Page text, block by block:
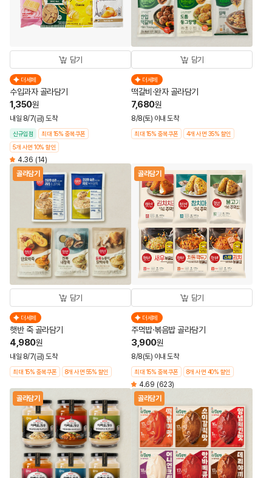
담기
더세페
수입과자 골라담기
1,350원
내일 8/7(금) 도착
신규입점
최대 15% 중복쿠폰
5개 사면 10% 할인
4.36 (14)
담기
더세페
떡갈비·완자 골라담기
7,680원
8/8(토) 이내 도착
최대 15% 중복쿠폰 4개 사면 35% 할인
골라담기
담기
더세페
햇반 죽 골라담기
4,980원
내일 8/7(금) 도착
최대 15% 중복쿠폰 8개 사면 55% 할인
골라담기
담기
더세페
주먹밥·볶음밥 골라담기
3,900원
8/8(토) 이내 도착
최대 15% 중복쿠폰 8개 사면 40% 할인
4.69 (623)
골라담기
골라담기